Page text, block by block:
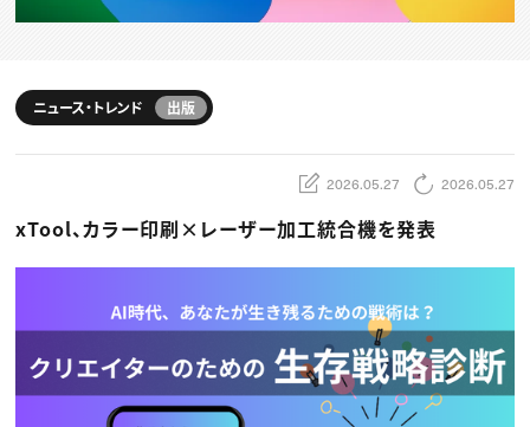
スキルアップしたい！ トップ
動画配信・映像制作
編集・ライティング
マーケティング
業界解説・キャリア事情
TOP Creator’s コラム トップ
Webクリエイター
アプリクリエイター
ゲームクリエイター
C＆R Magazine
セミナー
ニュース・トレンド トップ
Web
ゲーム・エンタメ
CREATIVE VILLAGEからのお知らせ
プロフェッショナル×つながる×メディア
ニュース・トレンド 出版
2026.05.27 2026.05.27
xTool、カラー印刷×レーザー加工統合機を発表